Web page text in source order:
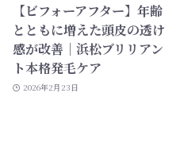
【ビフォーアフター】年齢
とともに増えた頭皮の透け
感が改善｜浜松ブリリアン
ト本格発毛ケア
2026年2月23日